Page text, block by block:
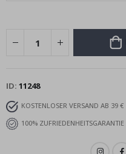
ID 11248
KOSTENLOSER VERSAND AB 39 €
100% ZUFRIEDENHEITSGARANTIE